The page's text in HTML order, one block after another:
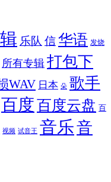
乐队 信华语 发烧
所有专辑 打包下
WAV 日本 朵 歌手
百度百度云盘 百
视频 试音王 音乐音